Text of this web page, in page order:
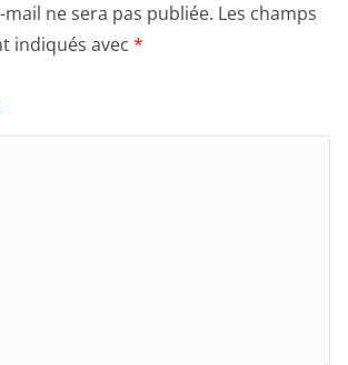
ne sera pas publiée. Les champs
indiqués avec *